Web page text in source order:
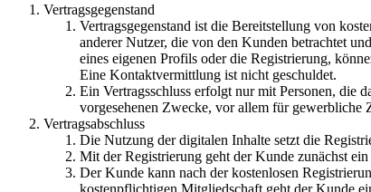
Vertragsgegenstand
Vertragsgegenstand ist die Bereitstellung von
anderer Nutzer, die von den Kunden betrachtet
eines eigenen Profils oder die Registrierung,
Eine Kontaktvermittlung ist nicht geschuldet.
Ein Vertragsschluss erfolgt nur mit Personen, die
vorgesehenen Zwecke, vor allem für gewerbliche
Vertragsabschluss
Die Nutzung der digitalen Inhalte setzt die
Mit der Registrierung geht der Kunde zunächst
Der Kunde kann nach der kostenlosen
kostenpflichtigen Mitgliedschaft geht der Kunde